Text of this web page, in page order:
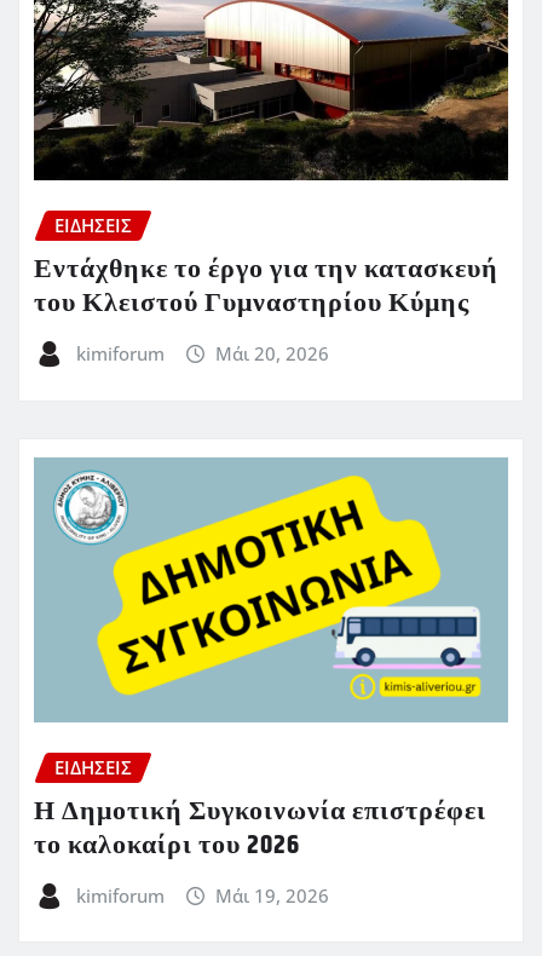
ΕΙΔΗΣΕΙΣ
Εντάχθηκε το έργο για την κατασκευή
του Κλειστού Γυμναστηρίου Κύμης
kimiforum Μάι 20, 2026
ΕΙΔΗΣΕΙΣ
Η Δημοτική Συγκοινωνία επιστρέφει
το καλοκαίρι του 2026
kimiforum Μάι 19, 2026